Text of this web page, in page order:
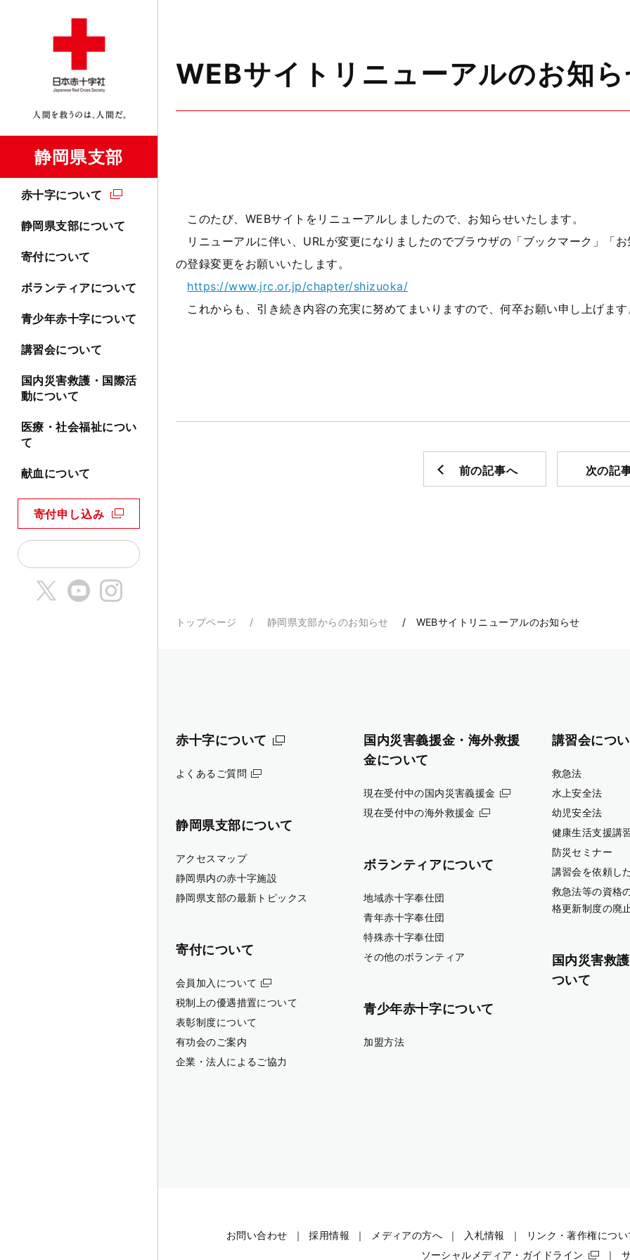
静岡県支部
赤十字について
静岡県支部について
寄付について
ボランティアについて
青少年赤十字について
講習会について
国内災害救護・国際活
動について
医療・社会福祉につい
て
献血について
寄付申し込み
WEBサイトリニューアルのお知
このたび、WEBサイトをリニューアルしましたので、お知らせいたします。
リニューアルに伴い、URLが変更になりましたのでブラウザの「ブックマーク」「
の登録変更をお願いいたします。
https://www.jrc.or.jp/chapter/shizuoka/
これからも、引き続き内容の充実に努めてまいりますので、何卒お願い申し上げます
前の記事へ 次の記
トップページ 静岡県支部からのお知らせ WEBサイトリニューアルのお知らせ
赤十字について
よくあるご質問
静岡県支部について
アクセスマップ
静岡県内の赤十字施設
静岡県支部の最新トピックス
寄付について
会員加入について
税制上の優遇措置について
表彰制度について
有功会のご案内
企業・法人によるご協力
国内災害義援金・海外救援
金について
現在受付中の国内災害義援金
現在受付中の海外救援金
ボランティアについて
地域赤十字奉仕団
青年赤十字奉仕団
特殊赤十字奉仕団
その他のボランティア
青少年赤十字について
加盟方法
講習会につ
救急法
水上安全法
幼児安全法
健康生活支援講
防災セミナー
講習会を依頼し
救急法等の資格
格更新制度の廃
国内災害救
ついて
お問い合わせ 採用情報 メディアの方へ 入札情報
リンク・著作権につ
ソーシャルメディア・ガイドライン